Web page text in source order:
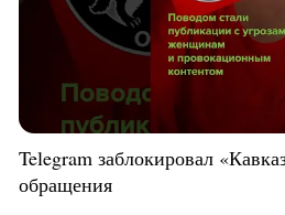
Telegram заблокировал
обращения